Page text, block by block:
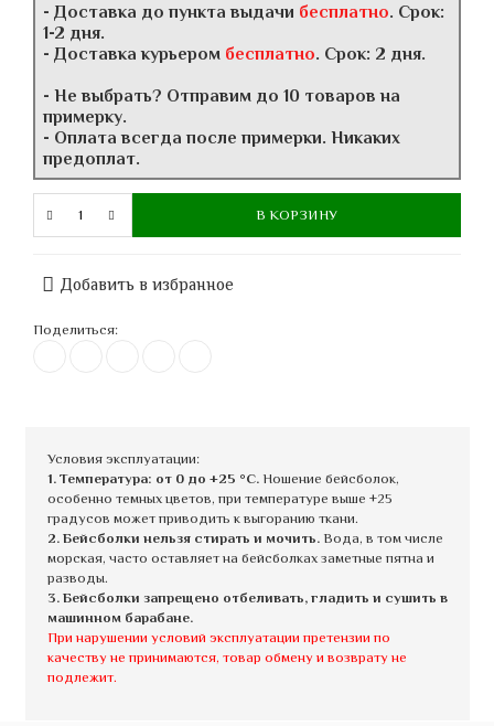
- Доставка до пункта выдачи бесплатно. Срок:
1-2 дня.
- Доставка курьером бесплатно. Срок: 2 дня.
- Не выбрать? Отправим до 10 товаров на
примерку.
- Оплата всегда после примерки. Никаких
предоплат.
В КОРЗИНУ
Добавить в избранное
Поделиться:
Условия эксплуатации:
1. Температура: от 0 до +25 °C.Ношение бейсболок,
особенно темных цветов, при температуре выше +25
градусов может приводить к выгоранию ткани.
2. Бейсболки нельзя стирать и мочить.Вода, в том числе
морская, часто оставляет на бейсболках заметные пятна и
разводы.
3. Бейсболки запрещено отбеливать, гладить и сушить в
машинном барабане.
При нарушении условий эксплуатации претензии по
качеству не принимаются, товар обмену и возврату не
подлежит.